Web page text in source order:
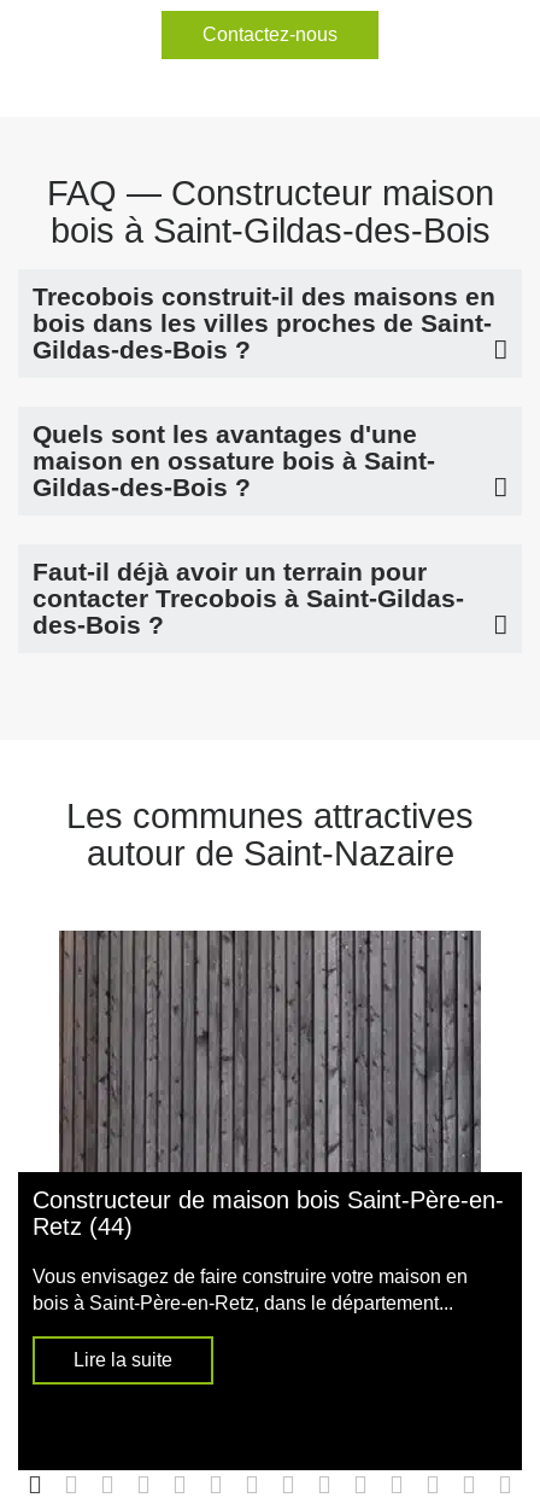
Contactez-nous
FAQ — Constructeur maison
bois à Saint-Gildas-des-Bois
Trecobois construit-il des maisons en
bois dans les villes proches de Saint-
Gildas-des-Bois ?
Quels sont les avantages d'une
maison en ossature bois à Saint-
Gildas-des-Bois ?
Faut-il déjà avoir un terrain pour
contacter Trecobois à Saint-Gildas-
des-Bois ?
Les communes attractives
autour de Saint-Nazaire
Constructeur de maison bois Saint-Père-en-
Retz (44)
Vous envisagez de faire construire votre maison en
bois à Saint-Père-en-Retz, dans le département...
Lire la suite